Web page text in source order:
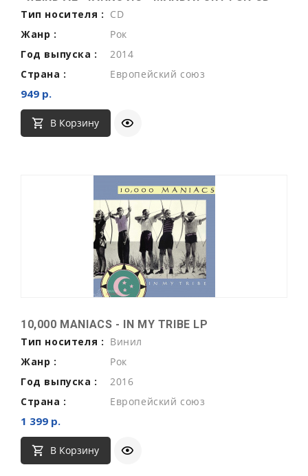
Тип носителя : CD
Жанр :
Рок
Год выпуска :
2014
Страна :
Европейский союз
949 р.
В Корзину
10,000 MANIACS - IN MY TRIBE LP
Тип носителя : Винил
Жанр :
Рок
Год выпуска :
2016
Страна :
Европейский союз
1 399 р.
В Корзину